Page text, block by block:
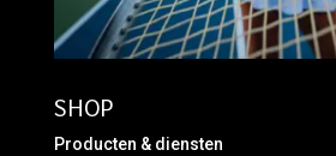
SHOP
Producten & diensten